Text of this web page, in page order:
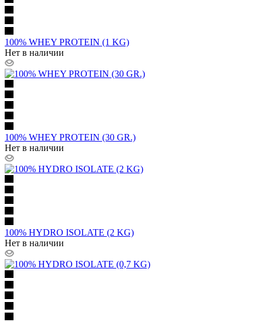
100% WHEY PROTEIN (1 KG)
Нет в наличии
100% WHEY PROTEIN (30 GR.)
Нет в наличии
100% HYDRO ISOLATE (2 KG)
Нет в наличии